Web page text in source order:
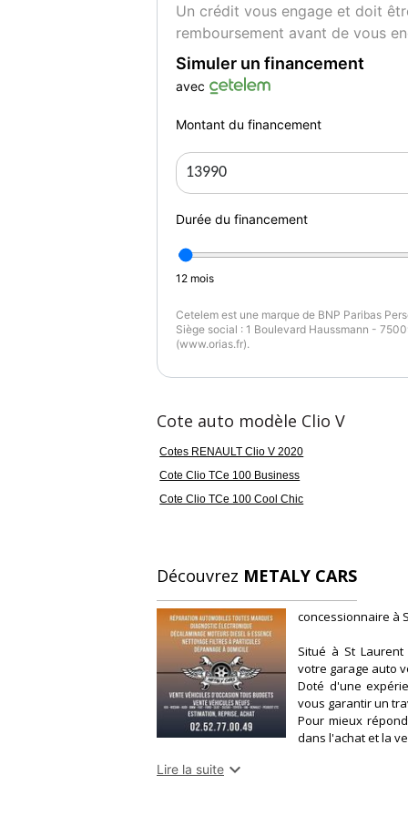
- Boîte à gant fermée
- Climatisation automatique
- Lunette AR dégivrante
- Verrouillage centralisé à distance
- Verrouillage automatique des portes en
Audio - télécommunications :
- Commandes du système audio au volant
- Auto radio numérique DAB, fonction MP3
- Ecran tactile
Les Petits + qui font la différence sur ce
- Jantes alliage 17" Viva Stella diamantée
- Carnet d'entretien
- Ambiance Noire (bandeau planche de
Couleur
Bleu clair
Un crédit vous engage et doit
remboursement avant de vous
Simuler un financement
avec
Montant du financement
Durée du financement
12 mois
Cetelem est une marque de BNP Paribas
Siège social : 1 Boulevard Haussmann -
(www.orias.fr).
Cote auto modèle Clio V
Cotes RENAULT Clio V 2020
Cote Clio TCe 100 Business
Cote Clio TCe 100 Cool Chic
Découvrez METALY CARS
concessionnaire à
Situé à St
votre garage auto
Doté d'une
vous garantir un
Pour mieux
dans l'achat et la
Lire la suite 